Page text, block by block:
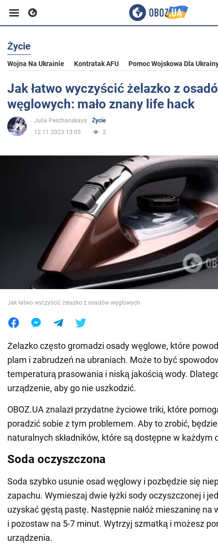
Biznes
Sport
Rozrywka
Wojna na Ukrainie
Jedzenie
Życie
Wojna Na Ukrainie Kontratak AFU Pomoc Wojskowa Dla
Jak łatwo wyczyścić żelazko z
węglowych: mało znany life hack
Julia Peschanskaya
Życie
12.11.2023 13:05
2
Jak łatwo wyczyścić żelazko z osadów węglowych
Żelazko często gromadzi osady węglowe, które
plam i zabrudzeń na ubraniach. Może to być
temperaturą prasowania i niską jakością wody.
urządzenie, aby go nie uszkodzić.
OBOZ.UA znalazł przydatne życiowe triki, które
poradzić sobie z tym problemem. Aby to zrobić,
naturalnych składników, które są dostępne w każdym
Soda oczyszczona
Soda szybko usunie osad węglowy i pozbędzie się
zapachu. Wymieszaj dwie łyżki sody oczyszczonej i
uzyskać gęstą pastę. Następnie nałóż mieszaninę na
i pozostaw na 5-7 minut. Wytrzyj szmatką i możesz
urządzenia.